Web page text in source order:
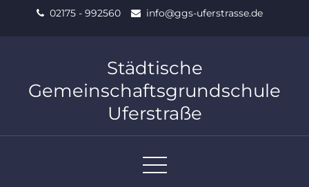
02175 - 992560 info@ggs-uferstrasse.de
Städtische
Gemeinschaftsgrundschule
Uferstraße